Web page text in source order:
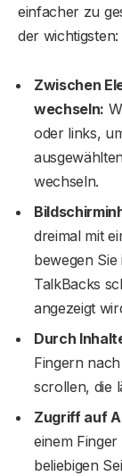
einfacher zu
der wichtigsten:
Zwischen
wechseln:
oder links,
wechseln.
dreimal mit
bewegen
TalkBacks
angezeigt
Durch
Fingern
scrollen, die
Zugriff auf
einem
beliebigen